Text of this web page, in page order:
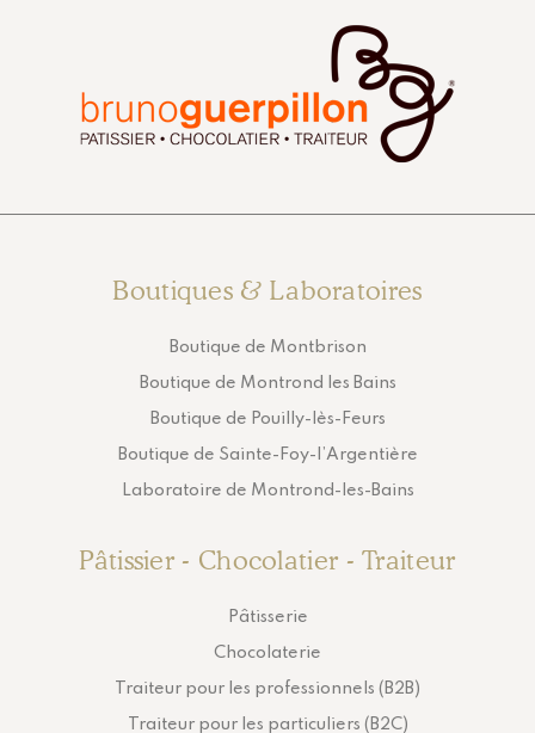
Boutiques & Laboratoires
Boutique de Montbrison
Boutique de Montrond les Bains
Boutique de Pouilly-lès-Feurs
Boutique de Sainte-Foy-l’Argentière
Laboratoire de Montrond-les-Bains
Pâtissier - Chocolatier - Traiteur
Pâtisserie
Chocolaterie
Traiteur pour les professionnels (B2B)
Traiteur pour les particuliers (B2C)